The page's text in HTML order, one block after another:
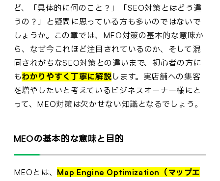
ど、「具体的に何のこと？」「SEO対策とはどう違
うの？」と疑問に思っている方も多いのではないで
しょうか。この章では、MEO対策の基本的な意味か
ら、なぜ今これほど注目されているのか、そして混
同されがちなSEO対策との違いまで、初心者の方に
もわかりやすく丁寧に解説します。実店舗への集客
を増やしたいと考えているビジネスオーナー様にと
って、MEO対策は欠かせない知識となるでしょう。
MEOの基本的な意味と目的
MEOとは、 Map Engine Optimization（マップエ